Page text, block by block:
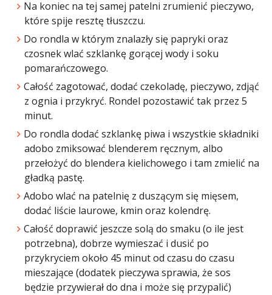
Na koniec na tej samej patelni zrumienić pieczywo,
które spije resztę tłuszczu.
Do rondla w którym znalazły się papryki oraz
czosnek wlać szklankę gorącej wody i soku
pomarańczowego.
Całość zagotować, dodać czekoladę, pieczywo, zdjąć
z ognia i przykryć. Rondel pozostawić tak przez 5
minut.
Do rondla dodać szklankę piwa i wszystkie składniki
adobo zmiksować blenderem ręcznym, albo
przełożyć do blendera kielichowego i tam zmielić na
gładką pastę.
Adobo wlać na patelnię z duszącym się mięsem,
dodać liście laurowe, kmin oraz kolendrę.
Całość doprawić jeszcze solą do smaku (o ile jest
potrzebna), dobrze wymieszać i dusić po
przykryciem około 45 minut od czasu do czasu
mieszające (dodatek pieczywa sprawia, że sos
będzie przywierał do dna i może się przypalić)